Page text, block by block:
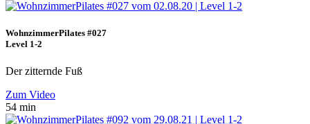
WohnzimmerPilates #027
Level 1-2
Der zitternde Fuß
Zum Video
54 min